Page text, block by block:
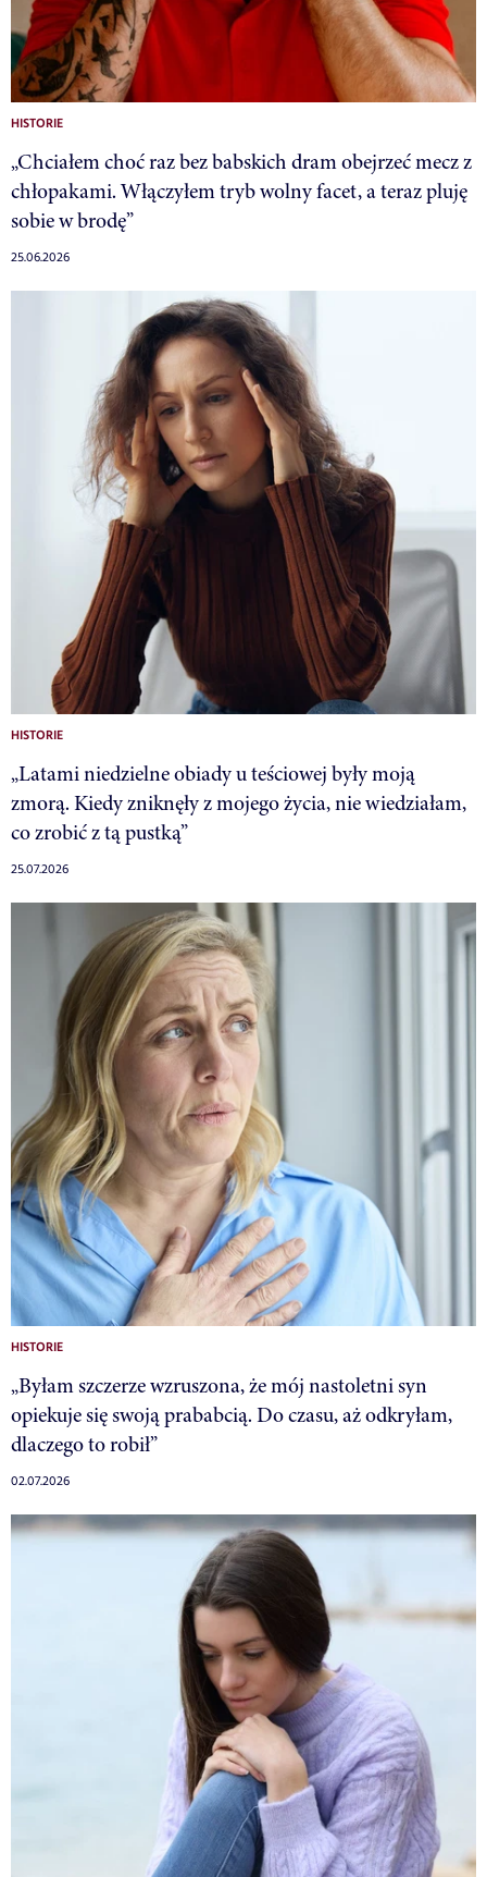
HISTORIE
„Chciałem choć raz bez babskich dram obejrzeć mecz z
chłopakami. Włączyłem tryb wolny facet, a teraz pluję
sobie w brodę”
25.06.2026
HISTORIE
„Latami niedzielne obiady u teściowej były moją
zmorą. Kiedy zniknęły z mojego życia, nie wiedziałam,
co zrobić z tą pustką”
25.07.2026
HISTORIE
„Byłam szczerze wzruszona, że mój nastoletni syn
opiekuje się swoją prababcią. Do czasu, aż odkryłam,
dlaczego to robił”
02.07.2026